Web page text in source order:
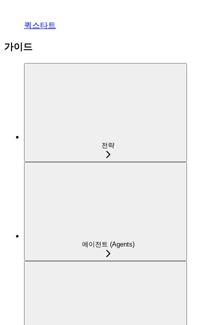
퀵스타트
가이드
전략
에이전트 (Agents)